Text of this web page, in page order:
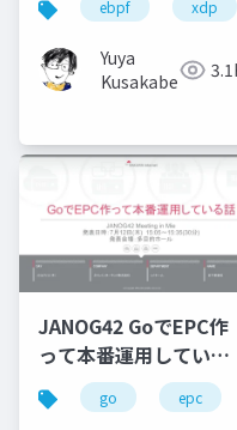
#4
ebpf xdp
Yuya
Kusakabe
JANOG42 GoでEPC作
って本番運用している
話
go epc